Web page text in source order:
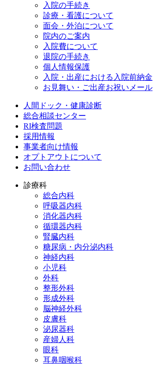
入院の手続き
診療・看護について
面会・外泊について
院内のご案内
入院費について
退院の手続き
個人情報保護
入院・出産における入院前納金
お見舞い・ご出産お祝いメール
人間ドック・健康診断
総合相談センター
RI検査問題
採用情報
事業者向け情報
オプトアウトについて
お問い合わせ
診療科
総合内科
呼吸器内科
消化器内科
循環器内科
腎臓内科
糖尿病・内分泌内科
神経内科
小児科
外科
整形外科
形成外科
脳神経外科
皮膚科
泌尿器科
産婦人科
眼科
耳鼻咽喉科